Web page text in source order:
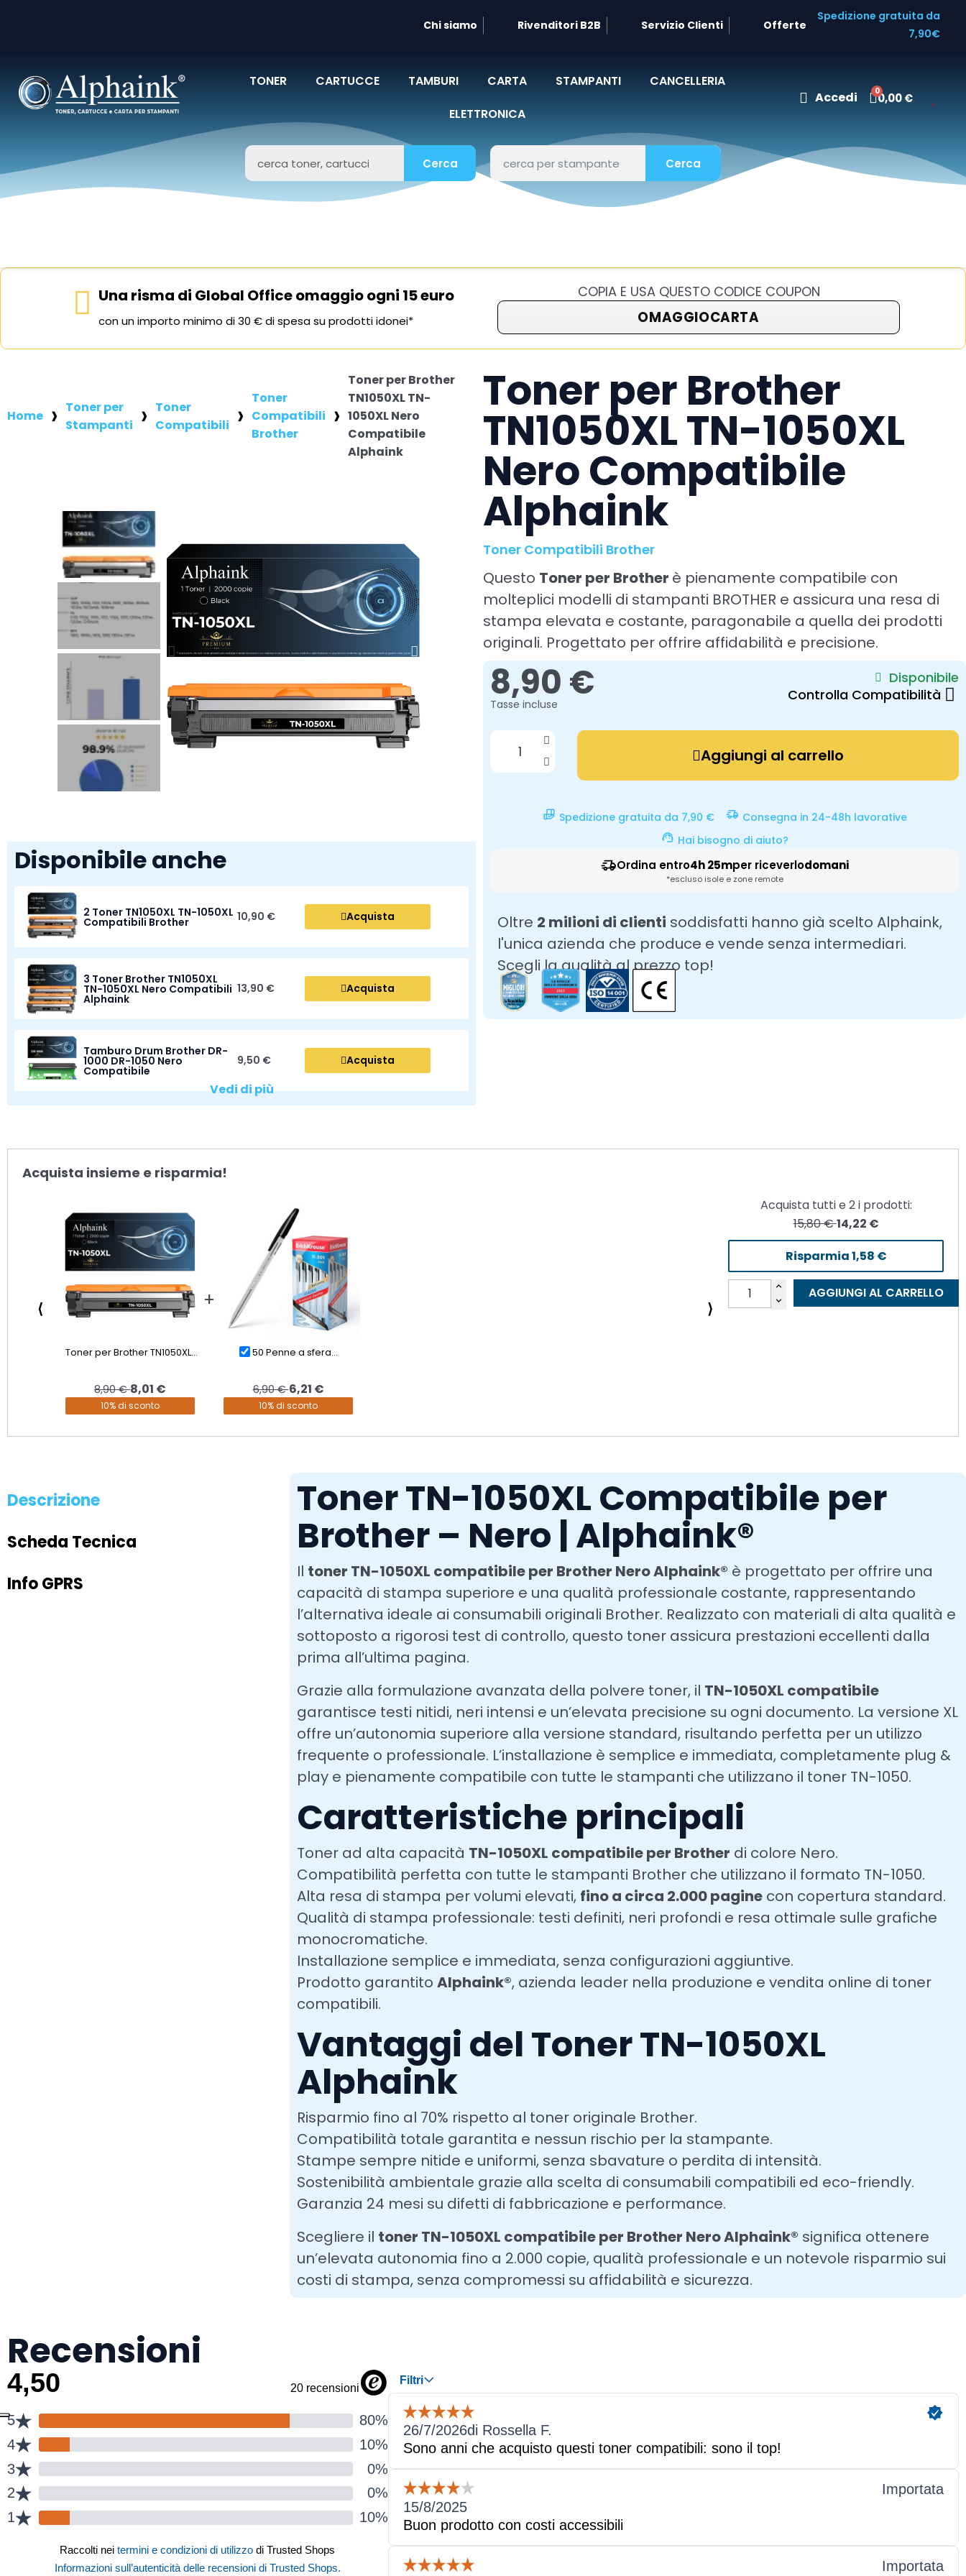
Chi siamo Rivenditori B2B Servizio Clienti Offerte
Spedizione gratuita da
7,90€
TONER CARTUCCE TAMBURI CARTA STAMPANTI
CANCELLERIA
ELETTRONICA
Accedi 0,00 €
Cerca Cerca
Una risma di Global Office omaggio ogni 15 euro
con un importo minimo di 30 € di spesa su prodotti idonei*
COPIA E USA QUESTO CODICE COUPON
OMAGGIOCARTA
Home
Toner per
Stampanti
Toner
Compatibili
Toner
Compatibili
Brother
Toner per Brother
TN1050XL TN-
1050XL Nero
Compatibile
Alphaink
Disponibile anche
2 Toner TN1050XL TN-1050XL
Compatibili Brother 10,90 € Acquista
3 Toner Brother TN1050XL
TN-1050XL Nero Compatibili
Alphaink
13,90 € Acquista
Tamburo Drum Brother DR-
1000 DR-1050 Nero
Compatibile
9,50 € Acquista
Vedi di più
Toner per Brother
TN1050XL TN-1050XL
Nero Compatibile
Alphaink
Toner Compatibili Brother
Questo Toner per Brother è pienamente compatibile con
molteplici modelli di stampanti BROTHER e assicura una resa di
stampa elevata e costante, paragonabile a quella dei prodotti
originali. Progettato per offrire affidabilità e precisione.
8,90 €
Tasse incluse
Disponibile
Controlla Compatibilità
Aggiungi al carrello
Spedizione gratuita da 7,90 €
Consegna in 24-48h lavorative
Hai bisogno di aiuto?
Ordina entro4h 25mper riceverlodomani
*escluso isole e zone remote
Oltre 2 milioni di clienti soddisfatti hanno già scelto Alphaink,
l'unica azienda che produce e vende senza intermediari.
Scegli la qualità al prezzo top!
Acquista insieme e risparmia!
⟨
Toner per Brother TN1050XL...
8,90 €8,01 €
10% di sconto
50 Penne a sfera...
6,90 €6,21 €
10% di sconto
⟩
Acquista tutti e 2i prodotti:
15,80 €14,22 €
Risparmia1,58 €
AGGIUNGI AL CARRELLO
Descrizione
Scheda Tecnica
Info GPRS
Toner TN-1050XL Compatibile per
Brother – Nero | Alphaink®
Il toner TN-1050XL compatibile per Brother Nero Alphaink® è progettato per offrire una
capacità di stampa superiore e una qualità professionale costante, rappresentando
l’alternativa ideale ai consumabili originali Brother. Realizzato con materiali di alta qualità e
sottoposto a rigorosi test di controllo, questo toner assicura prestazioni eccellenti dalla
prima all’ultima pagina.
Grazie alla formulazione avanzata della polvere toner, il TN-1050XL compatibile
garantisce testi nitidi, neri intensi e un’elevata precisione su ogni documento. La versione XL
offre un’autonomia superiore alla versione standard, risultando perfetta per un utilizzo
frequente o professionale. L’installazione è semplice e immediata, completamente plug &
play e pienamente compatibile con tutte le stampanti che utilizzano il toner TN-1050.
Caratteristiche principali
Toner ad alta capacità TN-1050XL compatibile per Brother di colore Nero.
Compatibilità perfetta con tutte le stampanti Brother che utilizzano il formato TN-1050.
Alta resa di stampa per volumi elevati, fino a circa 2.000 pagine con copertura standard.
Qualità di stampa professionale: testi definiti, neri profondi e resa ottimale sulle grafiche
monocromatiche.
Installazione semplice e immediata, senza configurazioni aggiuntive.
Prodotto garantitoAlphaink®, azienda leader nella produzione e vendita online di toner
compatibili.
Vantaggi del Toner TN-1050XL
Alphaink
Risparmio fino al 70% rispetto al toner originale Brother.
Compatibilità totale garantita e nessun rischio per la stampante.
Stampe sempre nitide e uniformi, senza sbavature o perdita di intensità.
Sostenibilità ambientale grazie alla scelta di consumabili compatibili ed eco-friendly.
Garanzia 24 mesi su difetti di fabbricazione e performance.
Scegliere il toner TN-1050XL compatibile per Brother Nero Alphaink® significa ottenere
un’elevata autonomia fino a 2.000 copie, qualità professionale e un notevole risparmio sui
costi di stampa, senza compromessi su affidabilità e sicurezza.
Recensioni